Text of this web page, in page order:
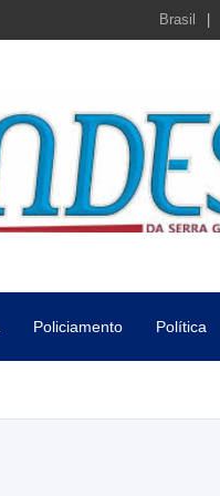
Brasil
Policiamento Política